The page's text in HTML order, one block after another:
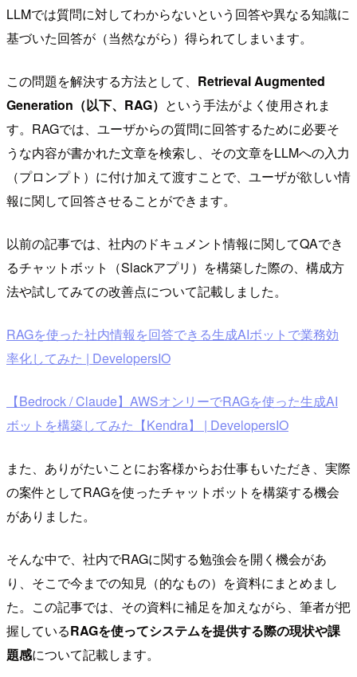
LLMでは質問に対してわからないという回答や異なる知識に
基づいた回答が（当然ながら）得られてしまいます。
この問題を解決する方法として、 Retrieval Augmented
Generation（以下、RAG） という手法がよく使用されま
す。RAGでは、ユーザからの質問に回答するために必要そ
うな内容が書かれた文章を検索し、その文章をLLMへの入力
（プロンプト）に付け加えて渡すことで、ユーザが欲しい情
報に関して回答させることができます。
以前の記事では、社内のドキュメント情報に関してQAでき
るチャットボット（Slackアプリ）を構築した際の、構成方
法や試してみての改善点について記載しました。
RAGを使った社内情報を回答できる生成AIボットで業務効
率化してみた | DevelopersIO
【Bedrock / Claude】AWSオンリーでRAGを使った生成AI
ボットを構築してみた【Kendra】 | DevelopersIO
また、ありがたいことにお客様からお仕事もいただき、実際
の案件としてRAGを使ったチャットボットを構築する機会
がありました。
そんな中で、社内でRAGに関する勉強会を開く機会があ
り、そこで今までの知見（的なもの）を資料にまとめまし
た。この記事では、その資料に補足を加えながら、筆者が把
握しているRAGを使ってシステムを提供する際の現状や課
題感について記載します。